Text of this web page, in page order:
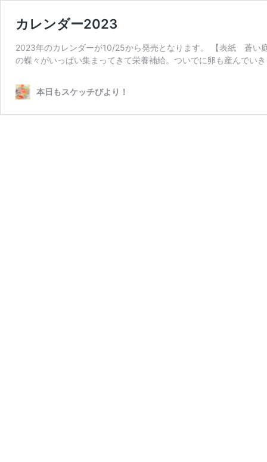
カレンダー2023
2023年のカレンダーが10/25から発売となります。 【表紙 蒼い
の蝶々がいっぱい集まってきて栄養補給。ついでに卵も産んでい
本日もスケッチびより！